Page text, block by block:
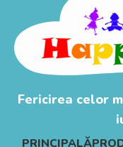
Fericirea celor
PRINCIPALĂ